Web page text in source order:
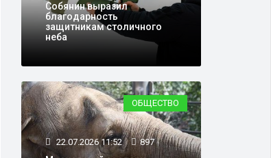
Собянин выразил
благодарность
защитникам столичного
неба
ОБЩЕСТВО
22.07.2026 11:52 897